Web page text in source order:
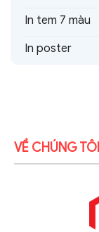
In tem 7 màu
In poster
VỀ CHÚNG TÔI